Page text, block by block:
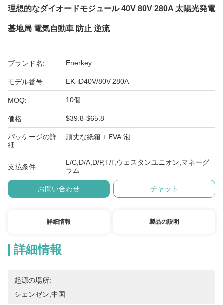
理想的なダイオードモジュール 40V 80V 280A 太陽光発電
基地局 電気自動車 防止 逆流
ブランド名: Enerkey
モデル番号: EK-iD40V/80V 280A
MOQ: 10個
価格: $39.8-$65.8
パッケージの詳
細:
頑丈な紙箱 + EVA 泡
支払条件:
L/C,D/A,D/P,T/T,ウェスタンユニオン,マネーグ
ラム
お問い合わせ チャット
詳細情報 製品の説明
詳細情報
起源の場所:
シェンゼン,中国